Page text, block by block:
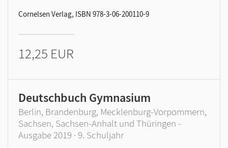
Cornelsen Verlag, ISBN 978-3-06-200110-9
12,25 EUR
Deutschbuch Gymnasium
Berlin, Brandenburg, Mecklenburg-Vorpommern,
Sachsen, Sachsen-Anhalt und Thüringen -
Ausgabe 2019 · 9. Schuljahr